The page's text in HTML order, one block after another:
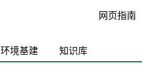
Body
网页指南
环境基建 知识库